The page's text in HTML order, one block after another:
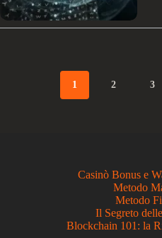
i
nel
1 2 3
Casinò Bonus e
Metodo
Metodo
Il Segreto
Blockchain 101: la